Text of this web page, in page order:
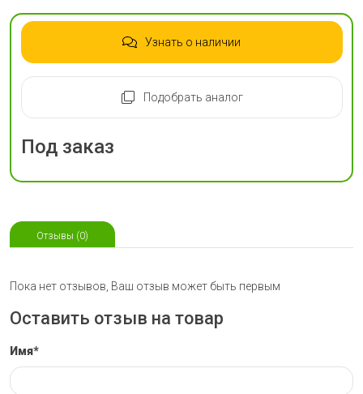
Узнать о наличии
Подобрать аналог
Под заказ
Отзывы (0)
Пока нет отзывов, Ваш отзыв может быть первым
Оставить отзыв на товар
Имя*